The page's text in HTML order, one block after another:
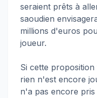
seraient prêts à
saoudien
millions d'euros
joueur.
Si cette
rien n'est encore
n'a pas encore pris